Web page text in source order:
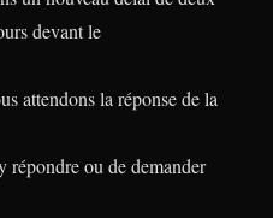
devant le
attendons la réponse de la
répondre ou de demander